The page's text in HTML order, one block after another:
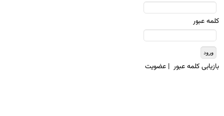
کلمه عبور
بازيابی کلمه عبور | عضويت